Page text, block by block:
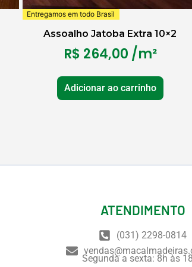
Entregamos em todo Brasil
Assoalho Jatoba Extra 10×2
R$ 264,00 /m²
Adicionar ao carrinho
ATENDIMENTO
(031) 2298-0814
Segunda a sexta: 8h às